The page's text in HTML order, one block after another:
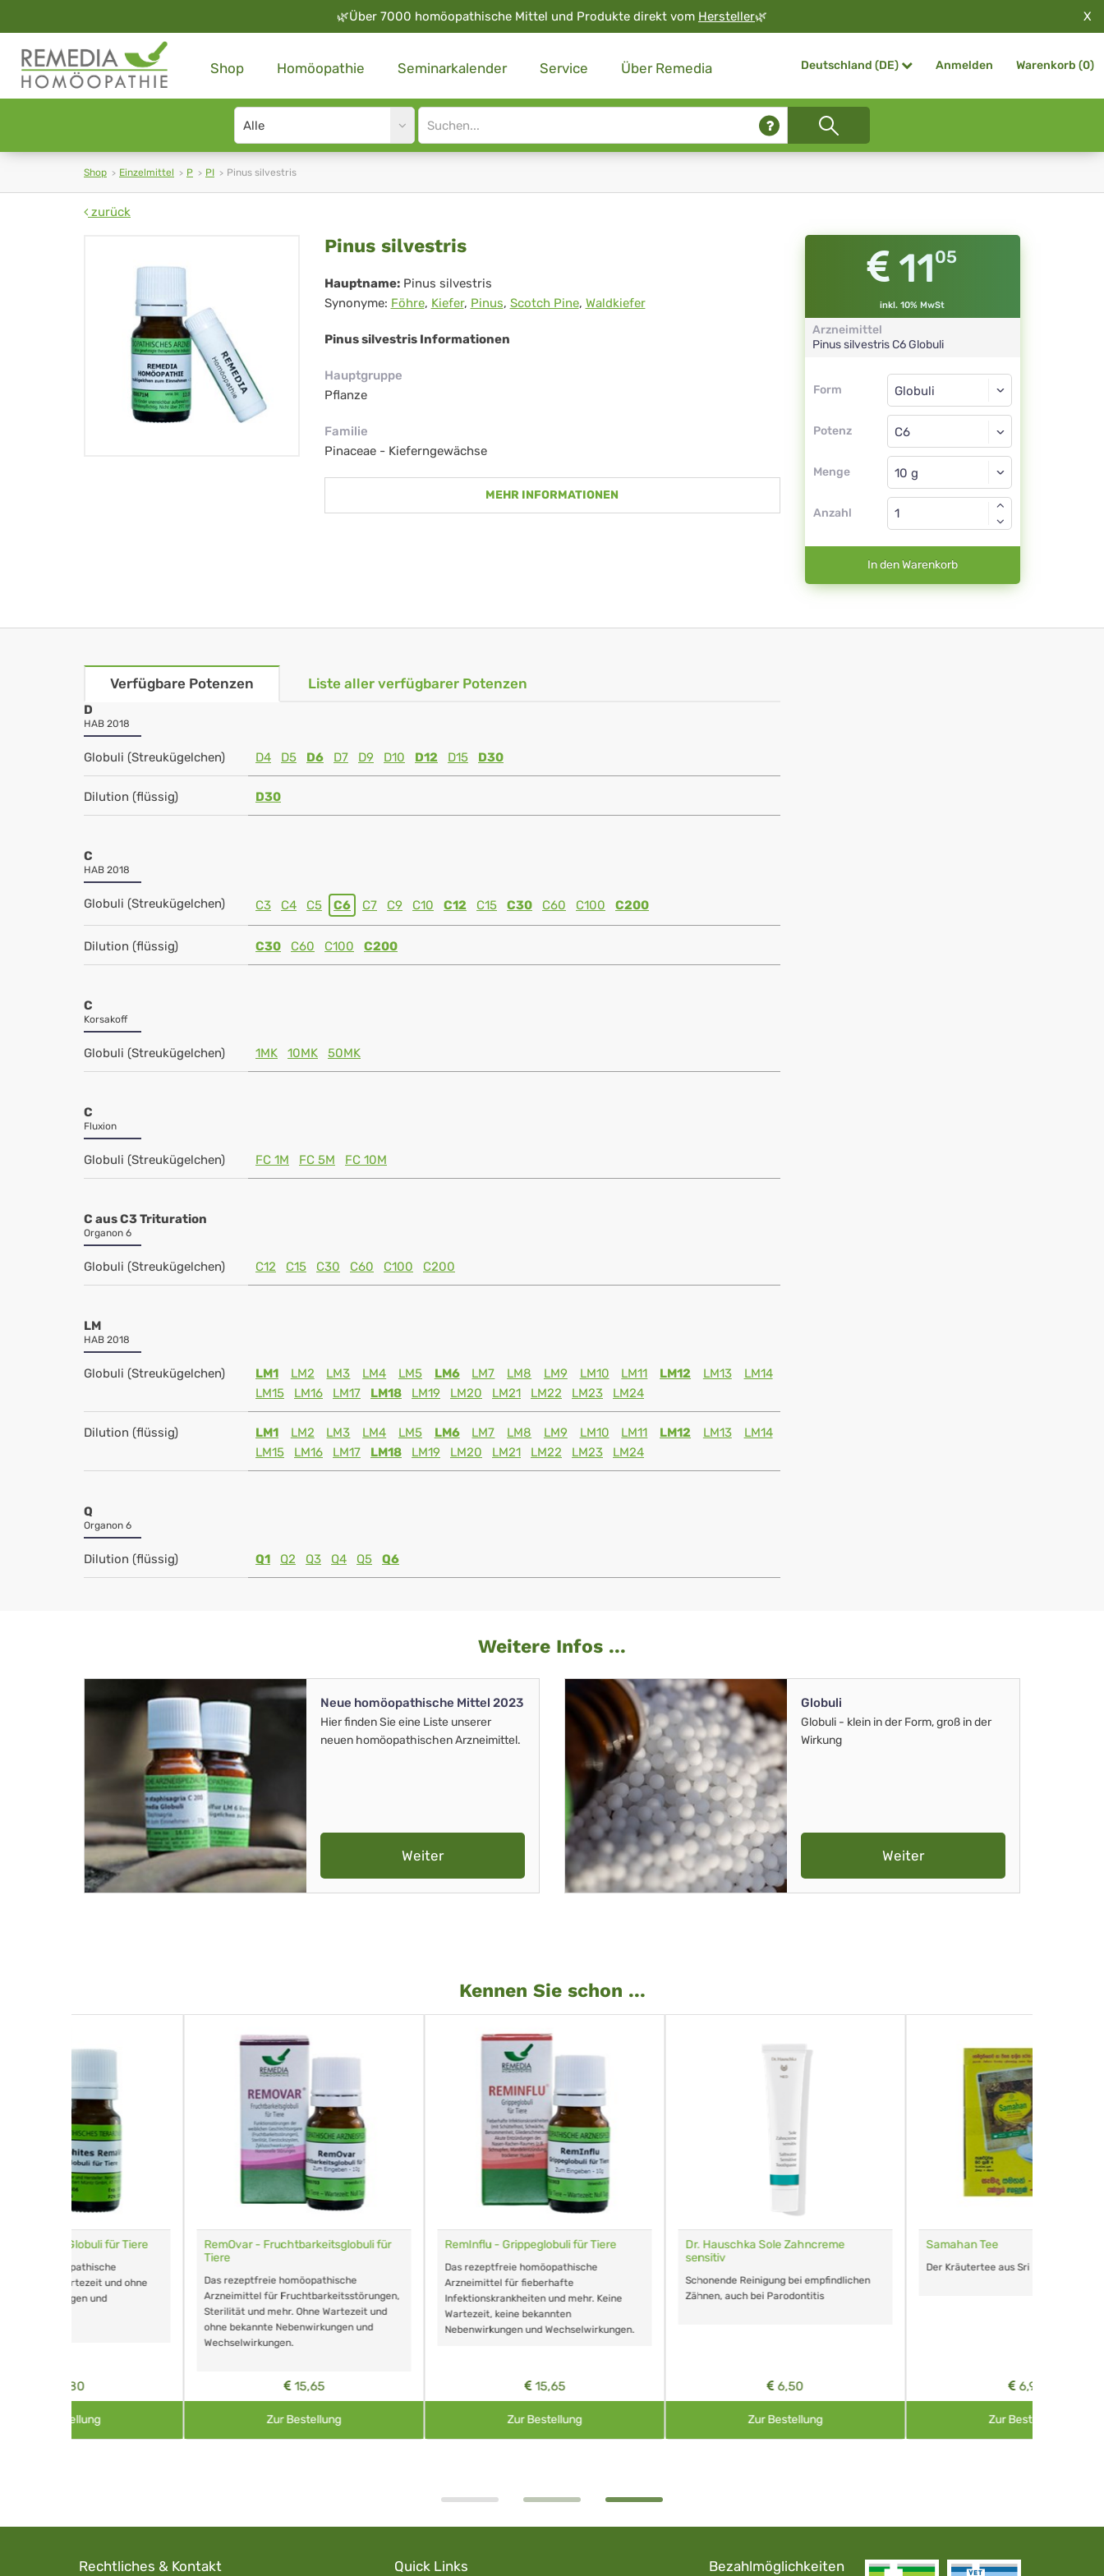
🌿Über 7000 homöopathische Mittel und Produkte direkt vom Hersteller🌿 X
Shop Homöopathie Seminarkalender Service Über Remedia Deutschland (DE) Anmelden Warenkorb (0)
Search
type
Site
search
Shop Einzelmittel P PI Pinus silvestris
zurück
Pinus
silvestris
Pinus silvestris
Hauptname: Pinus silvestris
Synonyme: Föhre, Kiefer, Pinus, Scotch Pine, Waldkiefer
Pinus silvestris Informationen
Hauptgruppe
Pflanze
Familie
Pinaceae - Kieferngewächse
MEHR INFORMATIONEN
1105
inkl. 10% MwSt
Arzneimittel
Pinus silvestrisC6 Globuli
Form
Form
Potenz
Globuli
C6
Menge
Globuli
Anzahl
In den Warenkorb
Verfügbare Potenzen Liste aller verfügbarer Potenzen
D
HAB 2018
Globuli (Streukügelchen) D4 D5 D6 D7 D9 D10 D12 D15 D30
Dilution (flüssig) D30
C
HAB 2018
Globuli (Streukügelchen) C3 C4 C5 C6 C7 C9 C10 C12 C15 C30 C60 C100 C200
Dilution (flüssig) C30 C60 C100 C200
C
Korsakoff
Globuli (Streukügelchen) 1MK 10MK 50MK
C
Fluxion
Globuli (Streukügelchen) FC 1M FC 5M FC 10M
C aus C3 Trituration
Organon 6
Globuli (Streukügelchen) C12 C15 C30 C60 C100 C200
LM
HAB 2018
Globuli (Streukügelchen) LM1 LM2 LM3 LM4 LM5 LM6 LM7 LM8 LM9 LM10 LM11 LM12 LM13
LM14
LM15
LM16 LM17 LM18 LM19 LM20 LM21 LM22 LM23 LM24
Dilution (flüssig) LM1 LM2 LM3 LM4 LM5 LM6 LM7 LM8 LM9 LM10 LM11 LM12 LM13
LM14
LM15
LM16 LM17 LM18 LM19 LM20 LM21 LM22 LM23 LM24
Q
Organon 6
Dilution (flüssig) Q1 Q2 Q3 Q4 Q5 Q6
Weitere Infos ...
Neue homöopathische Mittel 2023
Hier finden Sie eine Liste unserer
neuen homöopathischen Arzneimittel.
Weiter
Globuli
Globuli - klein in der Form, groß in der
Wirkung
Weiter
Kennen Sie schon ...
RemOvar - Fruchtbarkeitsglobuli für
Das rezeptfreie homöopathische
Arzneimittel für Fruchtbarkeitsstörungen,
Sterilität und mehr. Ohne Wartezeit und
ohne bekannte Nebenwirkungen und
RemInflu - Grippeglobuli für Tiere
Das rezeptfreie homöopathische
Arzneimittel für fieberhafte
Infektionskrankheiten und mehr. Keine
Wartezeit, keine bekannten
Nebenwirkungen und Wechselwirkungen.
Dr. Hauschka Sole Zahncreme
Schonende Reinigung bei empfindlichen
Zähnen, auch bei Parodontitis
Samahan Tee
Der Kräutertee aus Sri Lanka
Rechtliches & Kontakt Quick Links Bezahlmöglichkeiten